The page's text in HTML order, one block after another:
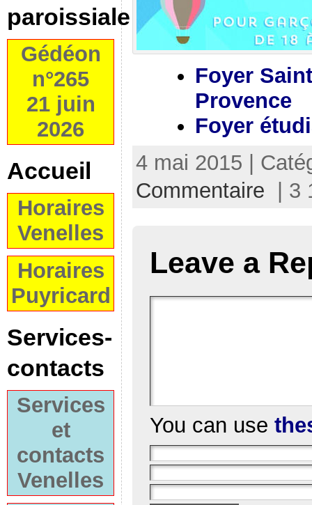
paroissiale
Gédéon
n°265
21 juin
2026
Accueil
Horaires
Venelles
Horaires
Puyricard
Services-
contacts
Services
et
contacts
Venelles
Foyer
Provence
Foyer
4 mai 2015 |
Commentaire | 3
Leave a
You can use